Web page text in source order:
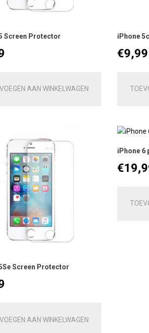
Screen Protector
AAN WINKELWAGEN
iPhone
€9,99
Screen Protector
AAN WINKELWAGEN
iPhone 6
€